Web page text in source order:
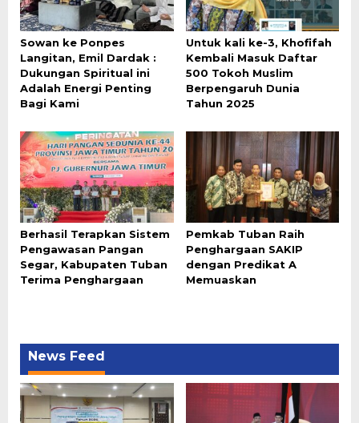
Sowan ke Ponpes
Langitan, Emil Dardak :
Dukungan Spiritual ini
Adalah Energi Penting
Bagi Kami
Untuk kali ke-3, Khofifah
Kembali Masuk Daftar
500 Tokoh Muslim
Berpengaruh Dunia
Tahun 2025
Berhasil Terapkan Sistem
Pengawasan Pangan
Segar, Kabupaten Tuban
Terima Penghargaan
Pemkab Tuban Raih
Penghargaan SAKIP
dengan Predikat A
Memuaskan
News Feed